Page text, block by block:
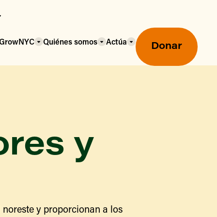
Uso de SNAP y beneficios
Quiénes somos Actúa Donar
y
y proporcionan a los